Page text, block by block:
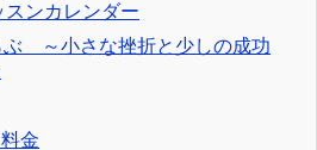
ンカレンダー
ぶ ～小さな挫折と少しの成功
金